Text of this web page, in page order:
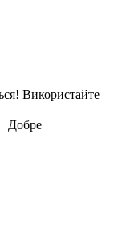
Використайте
Добре